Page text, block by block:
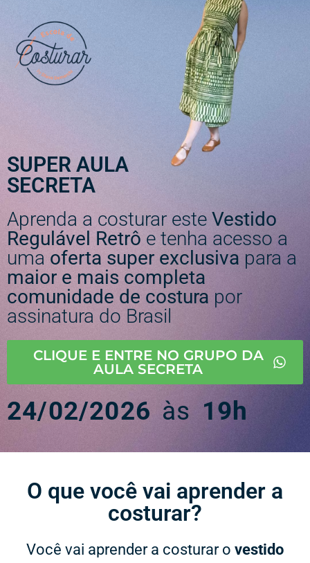
SUPER AULA
SECRETA
Aprenda a costurar este Vestido
Regulável Retrô e tenha acesso a
uma oferta super exclusiva para a
maior e mais completa
comunidade de costura por
assinatura do Brasil
CLIQUE E ENTRE NO GRUPO DA
AULA SECRETA
24/02/2026 às 19h
O que você vai aprender a
costurar?​
Você vai aprender a costurar o vestido